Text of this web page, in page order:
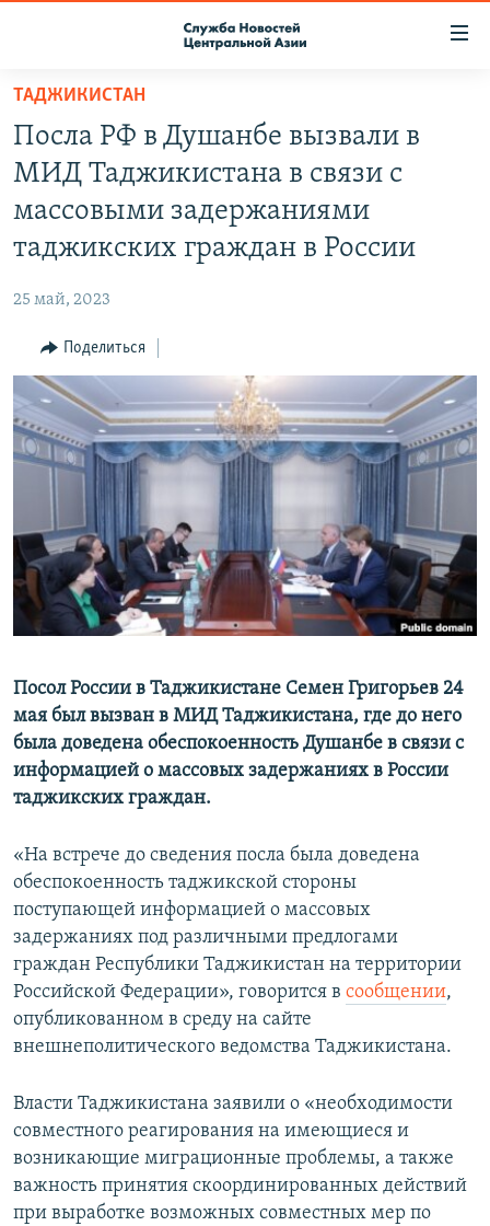
Вернуться
основному
содержанию
главной
Вернутся
поиску
МИГРАНТ МЕДИА
ТАДЖИКИСТАН
Посла РФ в Душанбе вызвали в
МИД Таджикистана в связи с
массовыми задержаниями
таджикских граждан в России
25 май, 2023
Поделиться
Посол России в Таджикистане Семен Григорьев 24
мая был вызван в МИД Таджикистана, где до него
была доведена обеспокоенность Душанбе в связи с
информацией о массовых задержаниях в России
таджикских граждан.
«На встрече до сведения посла была доведена
обеспокоенность таджикской стороны
поступающей информацией о массовых
задержаниях под различными предлогами
граждан Республики Таджикистан на территории
Российской Федерации», говорится в сообщении,
опубликованном в среду на сайте
внешнеполитического ведомства Таджикистана.
Власти Таджикистана заявили о «необходимости
совместного реагирования на имеющиеся и
возникающие миграционные проблемы, а также
важность принятия скоординированных действий
при выработке возможных совместных мер по